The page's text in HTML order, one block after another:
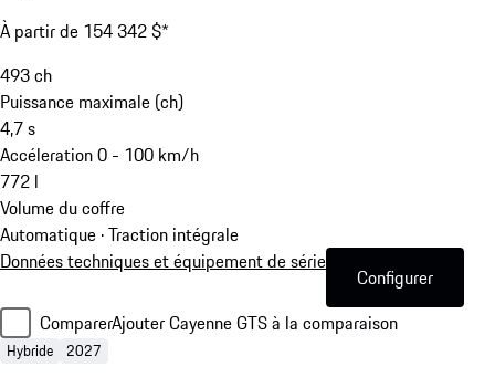
À partir de 154 342 $*
493ch
Puissance maximale (ch)
4,7s
Accéleration 0 - 100 km/h
772 l
Volume du coffre
Automatique · Traction intégrale
Données techniques et équipement de série
Configurer
ComparerAjouter Cayenne GTS à la comparaison
Hybride 2027